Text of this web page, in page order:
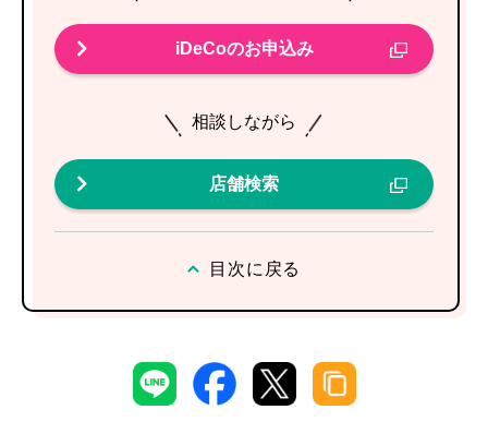
iDeCoのお申込み
相談しながら
店舗検索
目次に戻る